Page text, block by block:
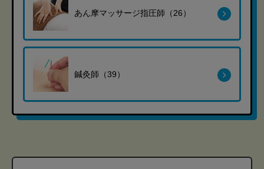
あん摩マッサージ指圧師（26）
鍼灸師（39）